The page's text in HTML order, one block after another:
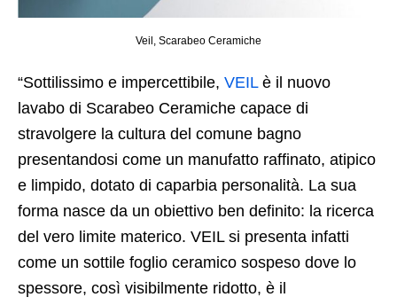
Veil, Scarabeo Ceramiche
“Sottilissimo e impercettibile, VEILè il nuovo
lavabo di Scarabeo Ceramiche capace di
stravolgere la cultura del comune bagno
presentandosi come un manufatto raffinato, atipico
e limpido, dotato di caparbia personalità. La sua
forma nasce da un obiettivo ben definito: la ricerca
del vero limite materico. VEIL si presenta infatti
come un sottile foglio ceramico sospeso dove lo
spessore, così visibilmente ridotto, è il